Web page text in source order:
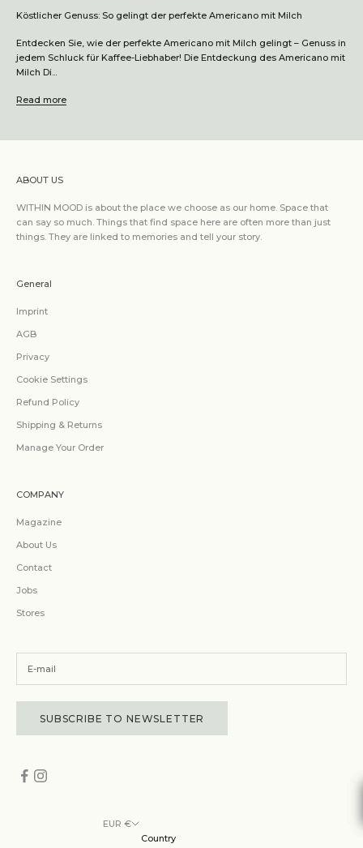
Köstlicher Genuss: So gelingt der perfekte Americano mit Milch
Entdecken Sie, wie der perfekte Americano mit Milch gelingt – Genuss in
jedem Schluck für Kaffee-Liebhaber! Die Entdeckung des Americano mit
Milch Di...
Read more
ABOUT US
WITHIN MOOD is about the place we choose as our home. Space that
can say so much. Things that find space here are often more than just
things. They are linked to memories and tell your story.
General
Imprint
AGB
Privacy
Cookie Settings
Refund Policy
Shipping & Returns
Manage Your Order
COMPANY
Magazine
About Us
Contact
Jobs
Stores
SUBSCRIBE TO NEWSLETTER
EUR €
Country